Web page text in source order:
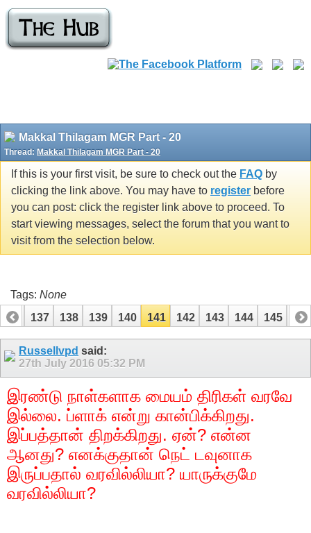
Makkal Thilagam MGR Part - 20
Thread: Makkal Thilagam MGR Part - 20
If this is your first visit, be sure to check out the FAQ by
clicking the link above. You may have to register before
you can post: click the register link above to proceed. To
start viewing messages, select the forum that you want to
visit from the selection below.
Tags: None
136
137 138 139 140 141 142 143 144 145 146
156Russellvpd said:
27th July 2016 05:32 PM
இரண்டு நாள்களாக மையம் திரிகள் வரவே
இல்லை. ப்ளாக் என்று கான்பிக்கிறது.
இப்பத்தான் திறக்கிறது. ஏன்? என்ன
ஆனது? எனக்குதான் நெட் டவுனாக
இருப்பதால் வரவில்லியா? யாருக்குமே
வரவில்லியா?